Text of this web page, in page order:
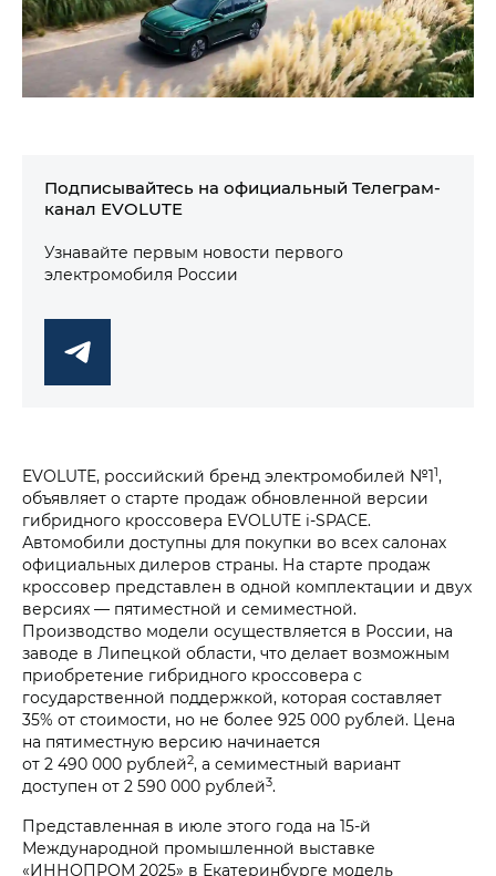
Подписывайтесь на официальный Телеграм-
канал EVOLUTE
Узнавайте первым новости первого
электромобиля России
EVOLUTE, российский бренд электромобилей №11,
объявляет о старте продаж обновленной версии
гибридного кроссовера EVOLUTE i‑SPACE.
Автомобили доступны для покупки во всех салонах
официальных дилеров страны. На старте продаж
кроссовер представлен в одной комплектации и двух
версиях — пятиместной и семиместной.
Производство модели осуществляется в России, на
заводе в Липецкой области, что делает возможным
приобретение гибридного кроссовера с
государственной поддержкой, которая составляет
35% от стоимости, но не более 925 000 рублей. Цена
на пятиместную версию начинается
от 2 490 000 рублей2, а семиместный вариант
доступен от 2 590 000 рублей3.
Представленная в июле этого года на 15-й
Международной промышленной выставке
«ИННОПРОМ 2025» в Екатеринбурге модель